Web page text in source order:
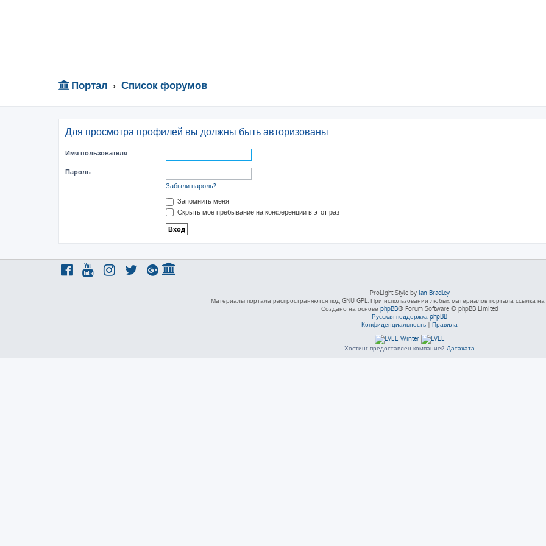
Портал Список форумов
Для просмотра профилей вы должны быть авторизованы.
Имя пользователя:
Пароль:
Забыли пароль?
Запомнить меня
Скрыть моё пребывание на конференции в этот раз
ProLight Style by Ian Bradley
Материалы портала распространяются под GNU GPL. При использовании любых материалов портала ссылка на
Создано на основе phpBB® Forum Software © phpBB Limited
Русская поддержка phpBB
Конфиденциальность | Правила
Хостинг предоставлен компанией Датахата